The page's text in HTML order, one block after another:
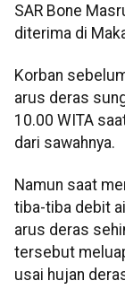
SAR Bone
diterima di
Korban
arus deras
10.00 WITA
dari sawahnya.
Namun saat
tiba-tiba debit
arus deras
tersebut
usai hujan